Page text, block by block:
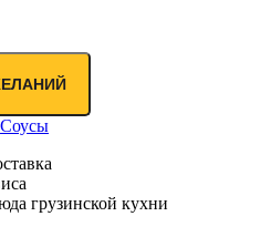
Соусы
грузинской кухни